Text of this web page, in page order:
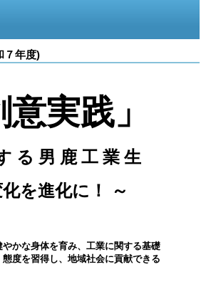
年度)
意実践」
る 男 鹿 工 業 生
化を進化に！ ～
かな身体を育み、工業に関する基礎
度を習得し、地域社会に貢献できる